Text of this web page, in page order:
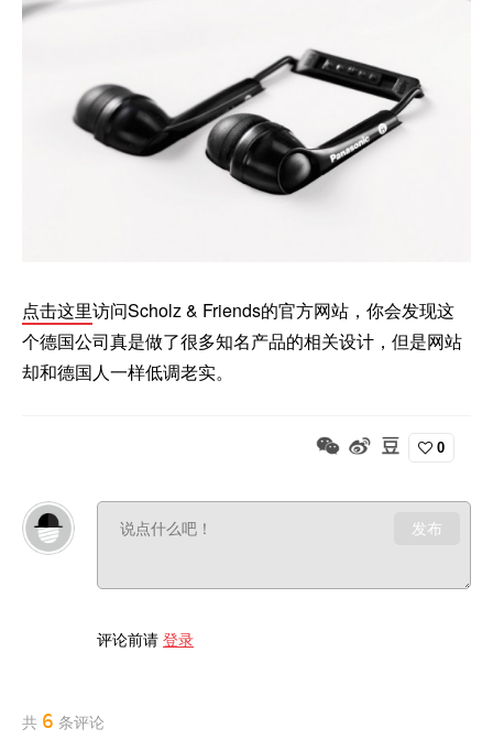
点击这里访问Scholz & Friends的官方网站，你会发现这
个德国公司真是做了很多知名产品的相关设计，但是网站
却和德国人一样低调老实。
0
发布
评论前请 登录
共 6 条评论